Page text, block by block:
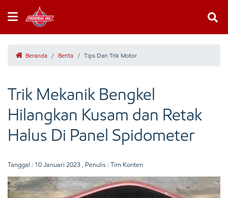
Beranda / Berita / Tips Dan Trik Motor
Trik Mekanik Bengkel
Hilangkan Kusam dan Retak
Halus Di Panel Spidometer
Tanggal : 10 Januari 2023 , Penulis : Tim Konten